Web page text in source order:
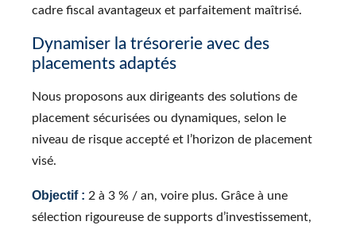
cadre fiscal avantageux et parfaitement maîtrisé.
Dynamiser la trésorerie avec des
placements adaptés
Nous proposons aux dirigeants des solutions de
placement sécurisées ou dynamiques, selon le
niveau de risque accepté et l’horizon de placement
visé.
Objectif : 2 à 3 % / an, voire plus. Grâce à une
sélection rigoureuse de supports d’investissement,